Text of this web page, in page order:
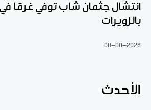
انتشال جثمان شاب توفي غرقا
بالزويرات
08-08-2026
الأحدث